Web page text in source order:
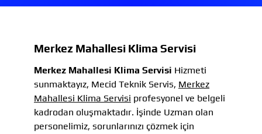
Merkez Mahallesi Klima Servisi
Merkez Mahallesi Klima Servisi Hizmeti
sunmaktayız, Mecid Teknik Servis, Merkez
Mahallesi Klima Servisi profesyonel ve belgeli
kadrodan oluşmaktadır. İşinde Uzman olan
personelimiz, sorunlarınızı çözmek için